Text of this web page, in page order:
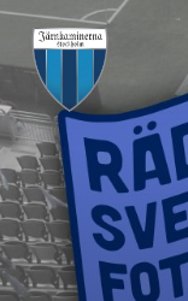
Hoppa
innehåll